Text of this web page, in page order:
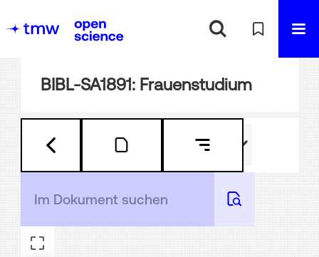
BIBL-SA1891: Frauenstudium